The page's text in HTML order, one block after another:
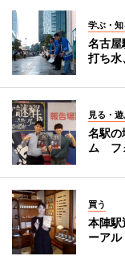
学ぶ・知
名古
打ち水
見る・
名駅の
ム フ
買う
本陣
ーア